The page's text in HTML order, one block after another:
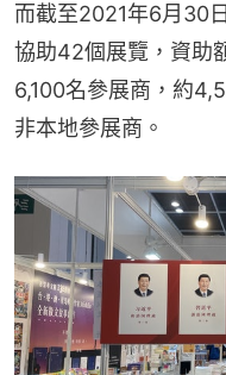
而截至2021年6月30
協助42個展覽，資助
6,100名參展商，約
非本地參展商。